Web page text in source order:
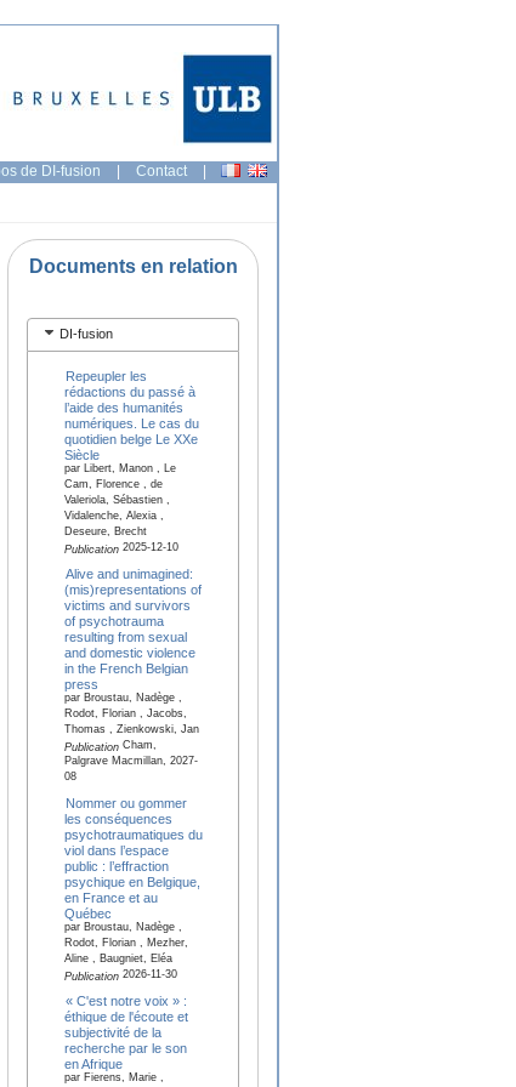
de DI-fusion | Contact |
Documents en relation
DI-fusion
Repeupler les
rédactions du passé à
l’aide des humanités
numériques. Le cas du
quotidien belge Le XXe
Siècle
par Libert, Manon , Le
Cam, Florence , de
Valeriola, Sébastien ,
Vidalenche, Alexia ,
Deseure, Brecht
Publication2025-12-10
Alive and unimagined:
(mis)representations of
victims and survivors
of psychotrauma
resulting from sexual
and domestic violence
in the French Belgian
press
par Broustau, Nadège ,
Rodot, Florian , Jacobs,
Thomas , Zienkowski, Jan
PublicationCham,
Palgrave Macmillan, 2027-
08
Nommer ou gommer
les conséquences
psychotraumatiques du
viol dans l’espace
public : l’effraction
psychique en Belgique,
en France et au
Québec
par Broustau, Nadège ,
Rodot, Florian , Mezher,
Aline , Baugniet, Eléa
Publication2026-11-30
« C'est notre voix » :
éthique de l'écoute et
subjectivité de la
recherche par le son
en Afrique
par Fierens, Marie ,